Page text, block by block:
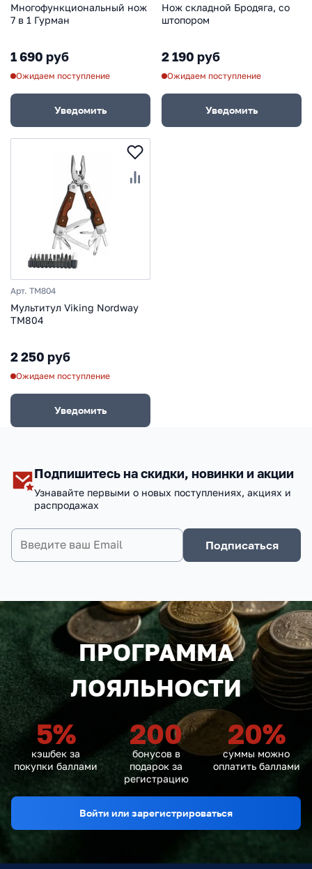
Многофункциональный нож
7 в 1 Гурман
1 690 руб
Ожидаем поступление
Уведомить
Нож складной Бродяга, со
штопором
2 190 руб
Ожидаем поступление
Уведомить
Арт. TM804
Мультитул Viking Nordway
TM804
2 250 руб
Ожидаем поступление
Уведомить
Подпишитесь на скидки, новинки и акции
Узнавайте первыми о новых поступлениях, акциях и
распродажах
Подписаться
ПРОГРАММА
ЛОЯЛЬНОСТИ
5%
кэшбек за
покупки баллами
200
бонусов в
подарок за
регистрацию
20%
суммы можно
оплатить баллами
Войти или зарегистрироваться